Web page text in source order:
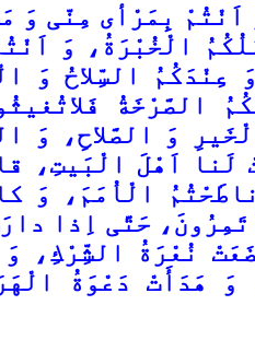
بِمَرْأی مِنّی وَ
الْخُبْرَةُ، وَ
السِّلاحُ وَ
الصَّرْخَةُ
وَ الصَّلاحِ، وَ
لَنا اَهْلَ الْبَیتِ،
الْاُمَمَ، وَ
حَتَّی اِذا
نُعْرَةُ الشِّرْكِ،
وَ هَدَأَتْ دَعْوَةُ